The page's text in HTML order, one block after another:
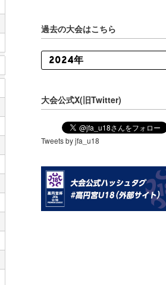
過去の大会はこちら
大会公式X(旧Twitter)
Tweets by jfa_u18